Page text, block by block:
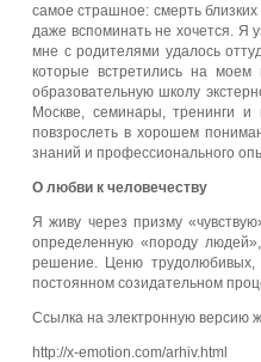
самое страшное: смерть
даже вспоминать не хочется. Я
мне с родителями удалось
которые встретились на
образовательную школу
Москве, семинары, тренинги
повзрослеть в хорошем
знаний и профессионального
О любви к человечеству
Я живу через призму
определенную «породу
решение. Ценю трудолюбивых,
постоянном созидательном
Cсылка на электронную версию
http://x-emotion.com/arhiv.html